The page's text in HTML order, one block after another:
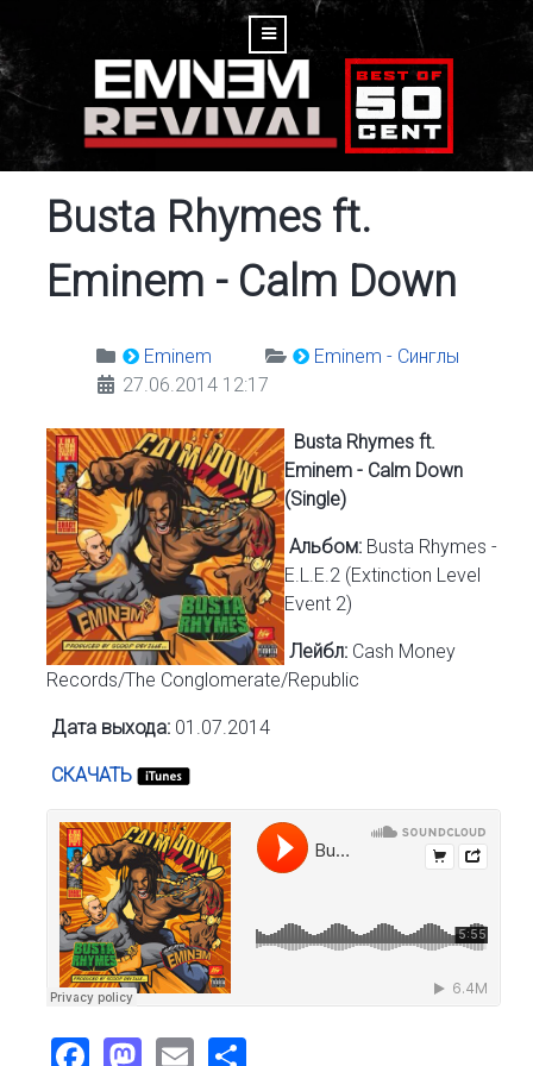
Busta Rhymes ft.
Eminem - Calm Down
Eminem
Eminem - Синглы
27.06.2014 12:17
Busta Rhymes ft.
Eminem - Calm Down
(Single)
Альбом: Busta Rhymes -
E.L.E.2 (Extinction Level
Event 2)
Лейбл: Cash Money
Records/The Conglomerate/Republic
Дата выхода: 01.07.2014
СКАЧАТЬ
Facebook
Mastodon
Email